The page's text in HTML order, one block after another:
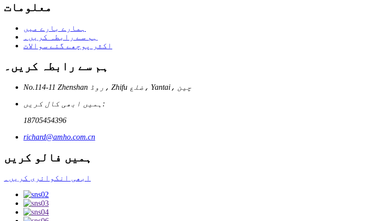
معلومات
ہمارے بارے میں
ہم سے رابطہ کریں۔
اکثر پوچھے گئے سوالات
ہم سے رابطہ کریں۔
No.114-11 Zhenshan روڈ، Zhifu ضلع، Yantai، چین
ہمیں ابھی کال کریں:
18705454396
richard@amho.com.cn
ہمیں فالو کریں
ابھی انکوائری کریں۔